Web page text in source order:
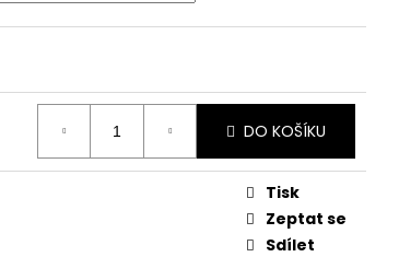
DO KOŠÍKU
Tisk
Zeptat se
Sdílet